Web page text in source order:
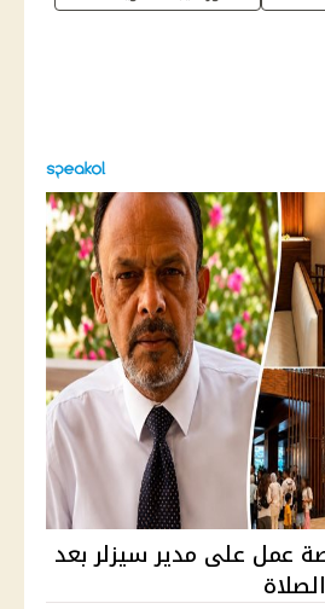
عمل على مدير سيزلر بعد